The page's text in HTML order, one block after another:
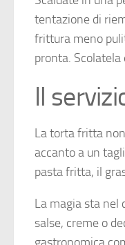
tentazione di
frittura meno
pronta.
Il
La torta fritta
accanto a un
pasta fritta, il
La magia sta nel
salse, creme o